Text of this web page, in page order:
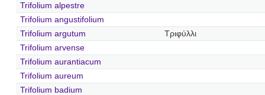
Trifolium alpestre
Trifolium angustifolium
Trifolium argutum
Τριφύλλι
Trifolium arvense
Trifolium aurantiacum
Trifolium aureum
Trifolium badium